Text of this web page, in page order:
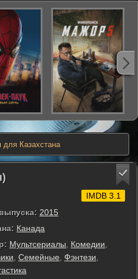
для Казахстана
2015
Канада
Мультсериалы Комедии
Семейные Фэнтези
IMDB 3.1